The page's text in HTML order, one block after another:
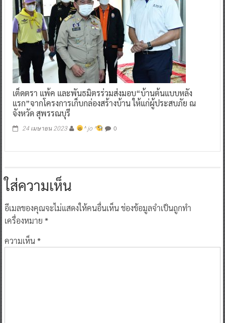
เต็ดตรา แพ้ค และพันธมิตรร่วมส่งมอบ“บ้านต้นแบบหลัง
แรก”จากโครงการเก็บกล่องสร้างบ้าน ให้แก่ผู้ประสบภัย ณ
จังหวัด สุพรรณบุรี
24 เมษายน 2023 ^ jo ^ 0
ใส่ความเห็น
อีเมลของคุณจะไม่แสดงให้คนอื่นเห็นช่องข้อมูลจำเป็นถูกทำ
เครื่องหมาย *
ความเห็น*